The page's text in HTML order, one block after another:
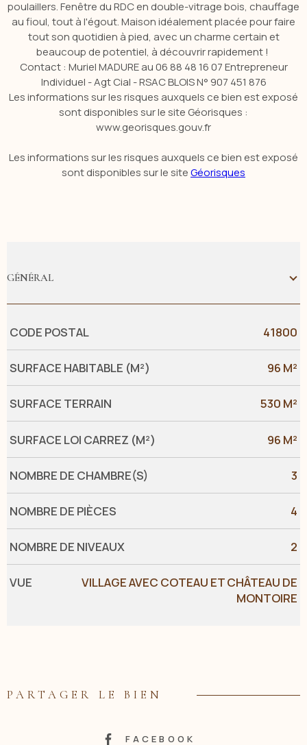
poulaillers. Fenêtre du RDC en double-vitrage bois, chauffage
au fioul, tout à l'égout. Maison idéalement placée pour faire
tout son quotidien à pied, avec un charme certain et
beaucoup de potentiel, à découvrir rapidement !
Contact : Muriel MADURE au 06 88 48 16 07 Entrepreneur
Individuel - Agt Cial - RSAC BLOIS N° 907 451 876
Les informations sur les risques auxquels ce bien est exposé
sont disponibles sur le site Géorisques :
www.georisques.gouv.fr
Les informations sur les risques auxquels ce bien est exposé
sont disponibles sur le siteGéorisques
GÉNÉRAL
Caractérisque Valeurs
CODE POSTAL 41800
SURFACE HABITABLE (M²) 96 M²
SURFACE TERRAIN 530 M²
SURFACE LOI CARREZ (M²) 96 M²
NOMBRE DE CHAMBRE(S) 3
NOMBRE DE PIÈCES 4
NOMBRE DE NIVEAUX 2
VUE
VILLAGE AVEC COTEAU ET CHÂTEAU DE
MONTOIRE
PARTAGER LE BIEN
FACEBOOK